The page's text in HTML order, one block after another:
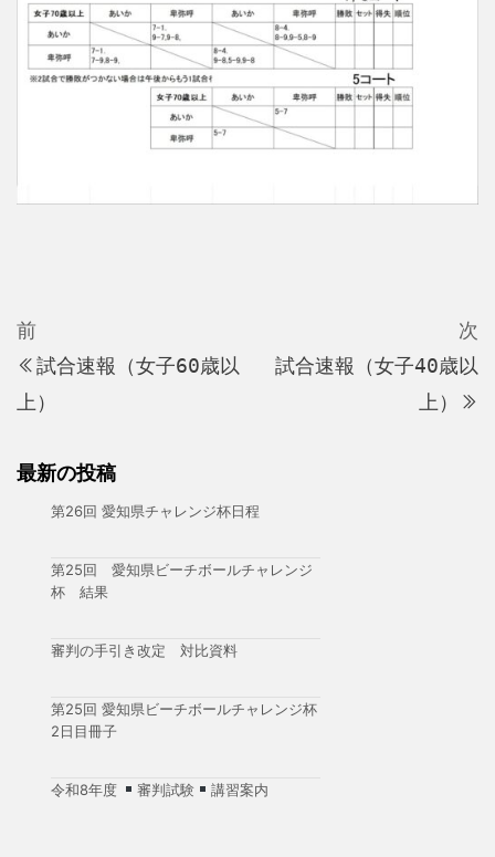
ビ
ゲ
ー
ョ
過
去
の
前
試合速報（女子60歳以
上）
次
試合速報（女子40歳以
上）
最新の投稿
第26回 愛知県チャレンジ杯日程
第25回 愛知県ビーチボールチャレンジ
杯 結果
審判の手引き改定 対比資料
第25回 愛知県ビーチボールチャレンジ杯
2日目冊子
令和8年度 審判試験 講習案内